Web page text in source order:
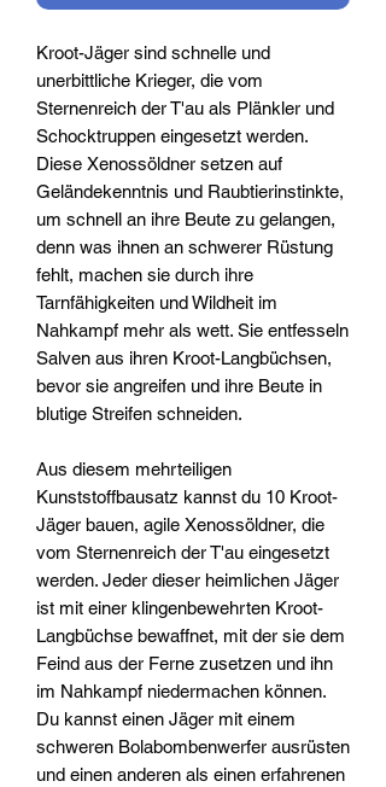
Kroot-Jäger sind schnelle und
unerbittliche Krieger, die vom
Sternenreich der T'au als Plänkler und
Schocktruppen eingesetzt werden.
Diese Xenossöldner setzen auf
Geländekenntnis und Raubtierinstinkte,
um schnell an ihre Beute zu gelangen,
denn was ihnen an schwerer Rüstung
fehlt, machen sie durch ihre
Tarnfähigkeiten und Wildheit im
Nahkampf mehr als wett. Sie entfesseln
Salven aus ihren Kroot-Langbüchsen,
bevor sie angreifen und ihre Beute in
blutige Streifen schneiden.
Aus diesem mehrteiligen
Kunststoffbausatz kannst du 10 Kroot-
Jäger bauen, agile Xenossöldner, die
vom Sternenreich der T'au eingesetzt
werden. Jeder dieser heimlichen Jäger
ist mit einer klingenbewehrten Kroot-
Langbüchse bewaffnet, mit der sie dem
Feind aus der Ferne zusetzen und ihn
im Nahkampf niedermachen können.
Du kannst einen Jäger mit einem
schweren Bolabombenwerfer ausrüsten
und einen anderen als einen erfahrenen